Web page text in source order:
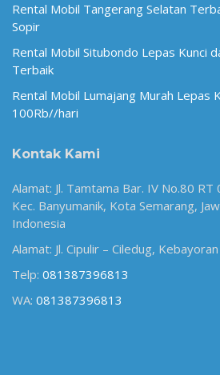
Rental Mobil Tangerang Selatan
Sopir
Rental Mobil Situbondo Lepas Kunci
Terbaik
Rental Mobil Lumajang Murah Lepas
100Rb//hari
Kontak Kami
Alamat: Jl. Tamtama Bar. IV No.80
Kec. Banyumanik, Kota Semarang,
Indonesia
Alamat: Jl. Cipulir – Ciledug,
Telp: 081387396813
WA: 081387396813